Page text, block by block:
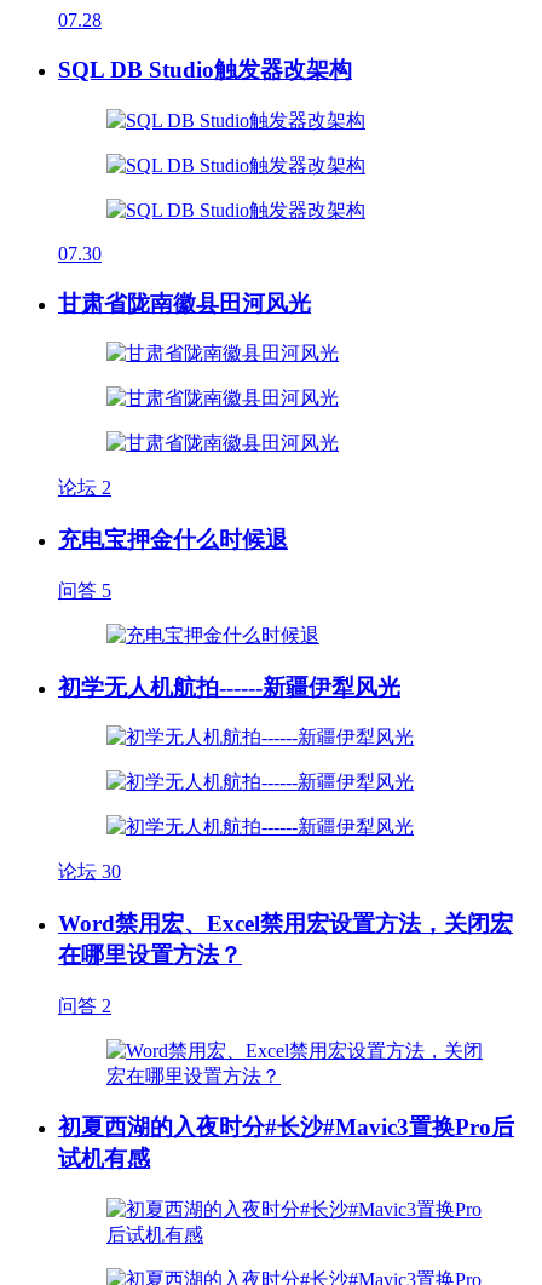
07.28
SQL DB Studio触发器改架构
07.30
甘肃省陇南徽县田河风光
论坛 2
充电宝押金什么时候退
问答 5
初学无人机航拍------新疆伊犁风光
论坛 30
Word禁用宏、Excel禁用宏设置方法，关闭宏
在哪里设置方法？
问答 2
初夏西湖的入夜时分#长沙#Mavic3置换Pro后
试机有感